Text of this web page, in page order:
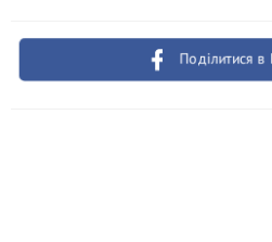
Поділитися в